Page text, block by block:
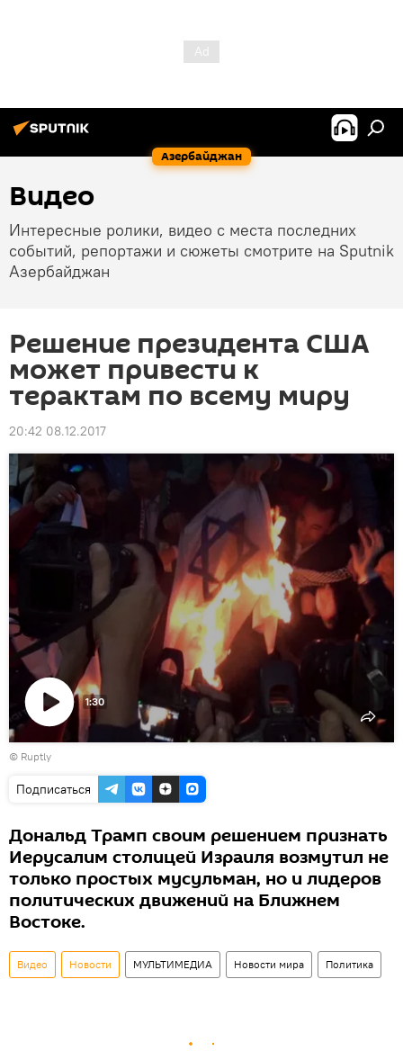
Азербайджан
Видео
Интересные ролики, видео с места последних
событий, репортажи и сюжеты смотрите на Sputnik
Азербайджан
Решение президента США
может привести к
терактам по всему миру
20:42 08.12.2017
Воспроизвести
видео
1:30
© Ruptly
Подписаться
Дональд Трамп своим решением признать
Иерусалим столицей Израиля возмутил не
только простых мусульман, но и лидеров
политических движений на Ближнем
Востоке.
Видео Новости МУЛЬТИМЕДИА Новости мира Политика